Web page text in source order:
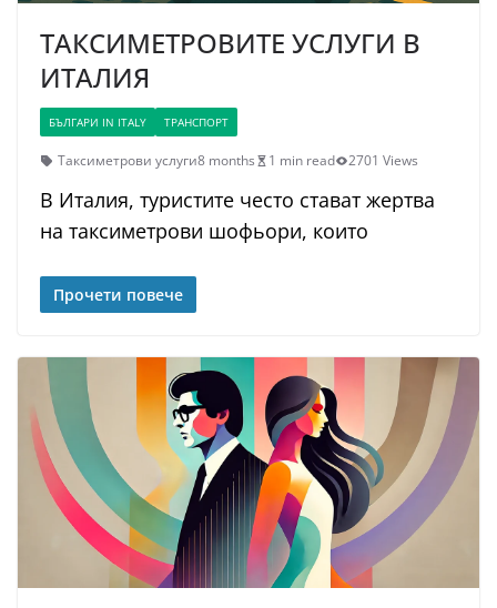
ТАКСИМЕТРОВИТЕ УСЛУГИ В
ИТАЛИЯ
БЪЛГАРИ IN ITALY ТРАНСПОРТ
Таксиметрови услуги8 months 1 min read 2701 Views
В Италия, туристите често стават жертва
на таксиметрови шофьори, които
Прочети повече